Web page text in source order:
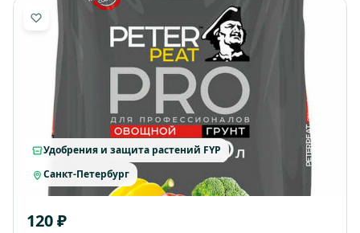
Удобрения и защита растений FYP
Санкт-Петербург
120 ₽